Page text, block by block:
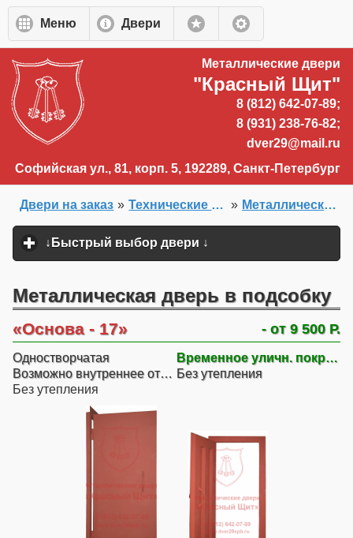
Перейти к основному содержанию
Меню
Двери
Металлические двери
"Красный Щит"
8 (812) 642-07-89;
8 (931) 238-76-82;
dver29@mail.ru
Софийская ул., 81, корп. 5, 192289, Санкт-Петербург
Металлические технические двери
»
Технические двери, белые двери и двери внутреннего открывания
»
Двери на заказ
↓Быстрый выбор двери ↓
Металлическая дверь в подсобку
Основа - 17 - от 9 500 Р.
Одностворчатая
Временное уличн. покрытие
Возможно внутреннее открывание Без утепления
Без утепления